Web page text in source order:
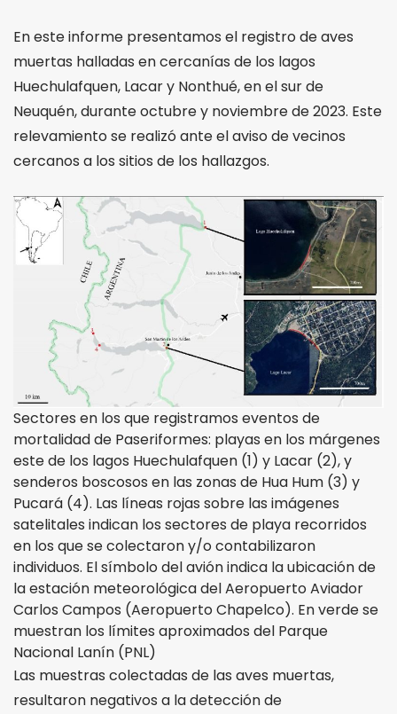
En este informe presentamos el registro de aves
muertas halladas en cercanías de los lagos
Huechulafquen, Lacar y Nonthué, en el sur de
Neuquén, durante octubre y noviembre de 2023. Este
relevamiento se realizó ante el aviso de vecinos
cercanos a los sitios de los hallazgos.
Sectores en los que registramos eventos de
mortalidad de Paseriformes: playas en los márgenes
este de los lagos Huechulafquen (1) y Lacar (2), y
senderos boscosos en las zonas de Hua Hum (3) y
Pucará (4). Las líneas rojas sobre las imágenes
satelitales indican los sectores de playa recorridos
en los que se colectaron y/o contabilizaron
individuos. El símbolo del avión indica la ubicación de
la estación meteorológica del Aeropuerto Aviador
Carlos Campos (Aeropuerto Chapelco). En verde se
muestran los límites aproximados del Parque
Nacional Lanín (PNL)
Las muestras colectadas de las aves muertas,
resultaron negativos a la detección de